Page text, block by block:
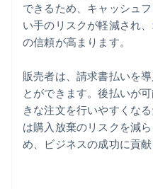
できるため、キャッシュ
い手のリスクが軽減され、
の信頼が高まります。
販売者は、請求書払いを
とができます。後払いが
きな注文を行いやすくな
は購入放棄のリスクを減ら
め、ビジネスの成功に貢献